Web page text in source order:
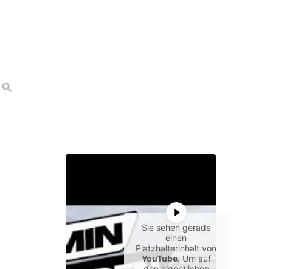
Sie sehen gerade
einen
Platzhalterinhalt von
YouTube. Um auf